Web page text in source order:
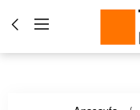
Türkiye Solar
Panel, İnverter,